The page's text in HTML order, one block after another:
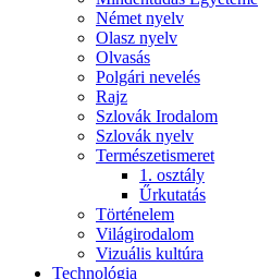
Német nyelv
Olasz nyelv
Olvasás
Polgári nevelés
Rajz
Szlovák Irodalom
Szlovák nyelv
Természetismeret
1. osztály
Űrkutatás
Történelem
Világirodalom
Vizuális kultúra
Technológia